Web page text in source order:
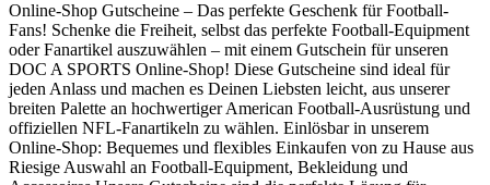
Online-Shop Gutscheine – Das perfekte Geschenk für Football-
Fans! Schenke die Freiheit, selbst das perfekte Football-Equipment
oder Fanartikel auszuwählen – mit einem Gutschein für unseren
DOC A SPORTS Online-Shop! Diese Gutscheine sind ideal für
jeden Anlass und machen es Deinen Liebsten leicht, aus unserer
breiten Palette an hochwertiger American Football-Ausrüstung und
offiziellen NFL-Fanartikeln zu wählen. Einlösbar in unserem
Online-Shop: Bequemes und flexibles Einkaufen von zu Hause aus
Riesige Auswahl an Football-Equipment, Bekleidung und